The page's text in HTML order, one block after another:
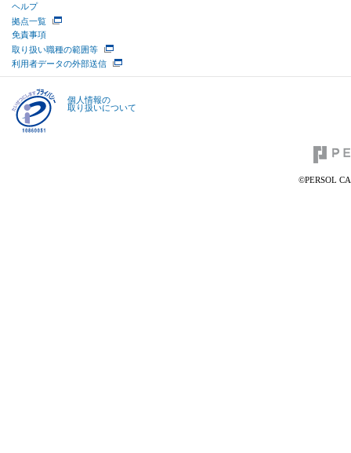
ヘルプ
拠点一覧
免責事項
取り扱い職種の範囲等
利用者データの外部送信
個人情報の
取り扱いについて
©PERSOL